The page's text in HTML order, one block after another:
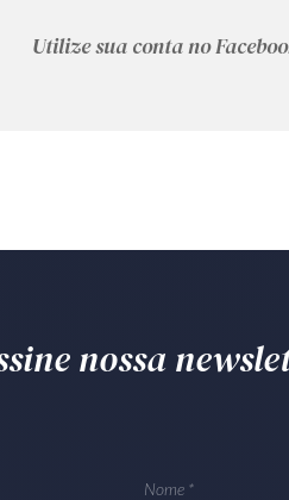
Utilize sua conta no
nossa
Nome